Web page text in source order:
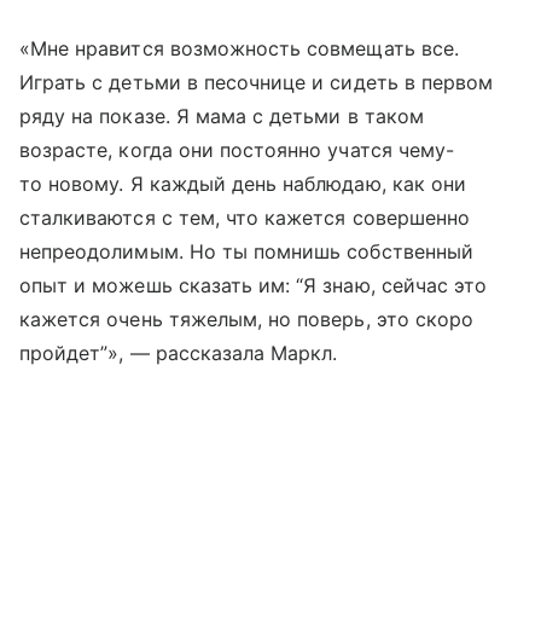
«Мне нравится возможность совмещать все.
Играть с детьми в песочнице и сидеть в первом
ряду на показе. Я мама с детьми в таком
возрасте, когда они постоянно учатся чему-
то новому. Я каждый день наблюдаю, как они
сталкиваются с тем, что кажется совершенно
непреодолимым. Но ты помнишь собственный
опыт и можешь сказать им: “Я знаю, сейчас это
кажется очень тяжелым, но поверь, это скоро
пройдет”», — рассказала Маркл.